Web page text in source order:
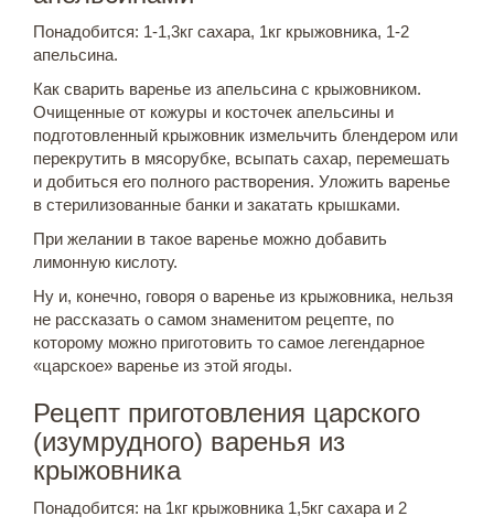
Понадобится: 1-1,3кг сахара, 1кг крыжовника, 1-2
апельсина.
Как сварить варенье из апельсина с крыжовником.
Очищенные от кожуры и косточек апельсины и
подготовленный крыжовник измельчить блендером или
перекрутить в мясорубке, всыпать сахар, перемешать
и добиться его полного растворения. Уложить варенье
в стерилизованные банки и закатать крышками.
При желании в такое варенье можно добавить
лимонную кислоту.
Ну и, конечно, говоря о варенье из крыжовника, нельзя
не рассказать о самом знаменитом рецепте, по
которому можно приготовить то самое легендарное
«царское» варенье из этой ягоды.
Рецепт приготовления царского
(изумрудного) варенья из
крыжовника
Понадобится: на 1кг крыжовника 1,5кг сахара и 2